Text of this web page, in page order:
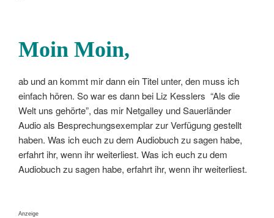
Moin Moin,
ab und an kommt mir dann ein Titel unter, den muss ich
einfach hören. So war es dann bei Liz Kesslers “Als die
Welt uns gehörte”, das mir Netgalley und Sauerländer
Audio als Besprechungsexemplar zur Verfügung gestellt
haben. Was ich euch zu dem Audiobuch zu sagen habe,
erfahrt ihr, wenn ihr weiterliest. Was ich euch zu dem
Audiobuch zu sagen habe, erfahrt ihr, wenn ihr weiterliest.
Anzeige